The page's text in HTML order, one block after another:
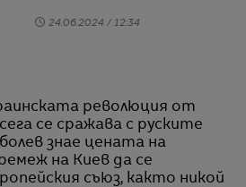
24.06.2024 / 12:34
се сражава с руските
знае цената на
на Киев да се
съюз, както никой